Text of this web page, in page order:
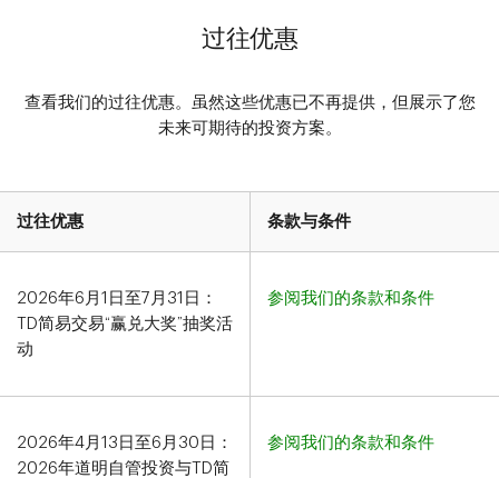
过往优惠
查看我们的过往优惠。虽然这些优惠已不再提供，但展示了您
未来可期待的投资方案。
过往优惠 条款与条件
2026年6月1日至7月31日 ：
TD简易交易“赢兑大奖”抽奖活
动
参阅我们的条款和条件
2026年4月13日至6月30日：
2026年道明自管投资与TD简
参阅我们的条款和条件